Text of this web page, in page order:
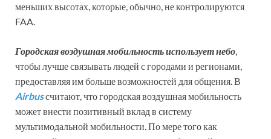
меньших высотах, которые, обычно, не контролируются
FAA.
Городская воздушная мобильность использует небо,
чтобы лучше связывать людей с городами и регионами,
предоставляя им больше возможностей для общения. В
Airbusсчитают, что городская воздушная мобильность
может внести позитивный вклад в систему
мультимодальной мобильности. По мере того как